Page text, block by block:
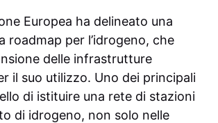
Europea ha delineato una
roadmap per l’idrogeno, che
delle infrastrutture
il suo utilizzo. Uno dei principali
di istituire una rete di stazioni
di idrogeno, non solo nelle